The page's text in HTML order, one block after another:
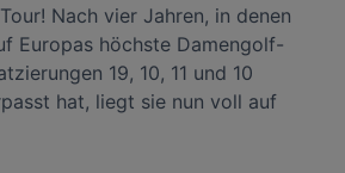
Nach vier Jahren, in denen
Europas höchste Damengolf-
19, 10, 11 und 10
hat, liegt sie nun voll auf
auf der Grundlage berechtigter
Sie dazu auf „Cookie Einstellungen“, die sich auf
befinden.